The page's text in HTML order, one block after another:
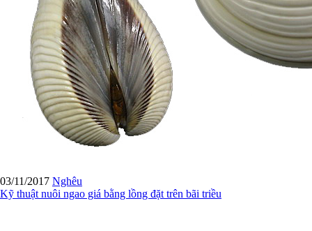
03/11/2017 Nghêu
Kỹ thuật nuôi ngao giá bằng lồng đặt trên bãi triều